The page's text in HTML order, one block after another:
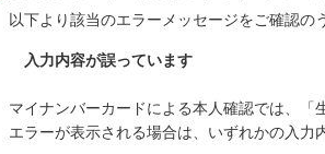
以下より該当のエラーメッセージをご確認の
入力内容が誤っています
マイナンバーカードによる本人確認では、「
エラーが表示される場合は、いずれかの入力